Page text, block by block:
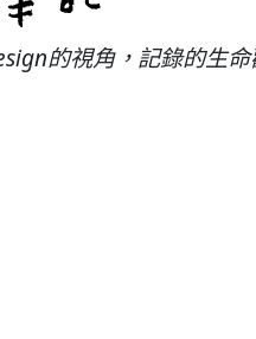
的視角，記錄的生